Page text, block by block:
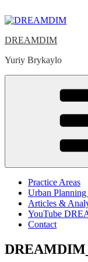
to
DREAMDIM
Yuriy Brykaylo
Practice Areas
Urban
Articles &
YouTube
Contact